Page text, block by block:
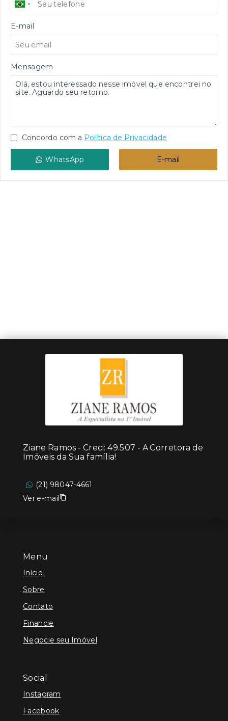
E-mail
Mensagem
Concordo com a Política de Privacidade
WhatsApp E-mail
Menu
Início
Sobre
Contato
Financie
Negocie seu Imóvel
Social
Instagram
Facebook
Ziane Ramos - Creci: 49.507 - A Corretora de
Imóveis da Sua família!
(21) 98047-4661
Ver e-mail